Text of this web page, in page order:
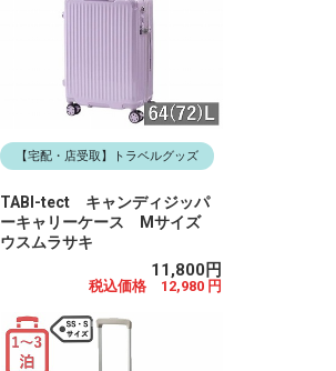
【宅配・店受取】トラベルグッズ
TABI-tect キャンディジッパ
ーキャリーケース Mサイズ
ウスムラサキ
11,800円
税込価格 12,980 円